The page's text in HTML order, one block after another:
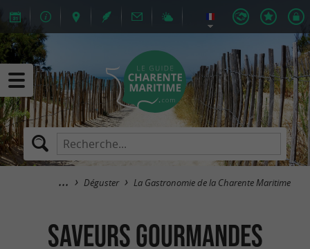
Déguster La Gastronomie de la Charente Maritime
Saveurs Gourmandes